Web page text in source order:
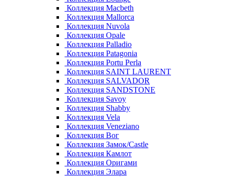
Коллекция Macbeth
Коллекция Mallorca
Коллекция Nuvola
Коллекция Opale
Коллекция Palladio
Коллекция Patagonia
Коллекция Portu Perla
Коллекция SAINT LAURENT
Коллекция SALVADOR
Коллекция SANDSTONE
Коллекция Savoy
Коллекция Shabby
Коллекция Vela
Коллекция Veneziano
Коллекция Вог
Коллекция Замок/Castle
Коллекция Камлот
Коллекция Оригами
Коллекция Элара